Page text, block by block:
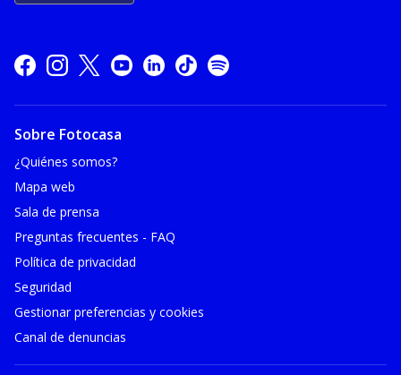
Sobre Fotocasa
¿Quiénes somos?
Mapa web
Sala de prensa
Preguntas frecuentes - FAQ
Política de privacidad
Seguridad
Gestionar preferencias y cookies
Canal de denuncias